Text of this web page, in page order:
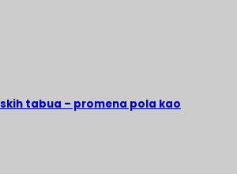
tabua – promena pola kao